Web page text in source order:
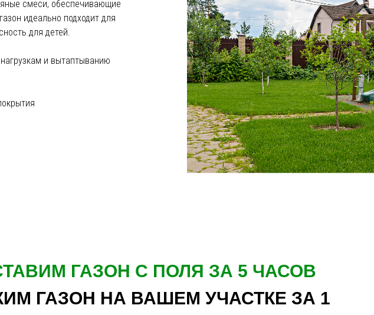
смеси, обеспечивающие
идеально подходит для
для детей.
и вытаптыванию
ГАЗОН С ПОЛЯ ЗА 5 ЧАСОВ
ГАЗОН НА ВАШЕМ УЧАСТКЕ ЗА 1